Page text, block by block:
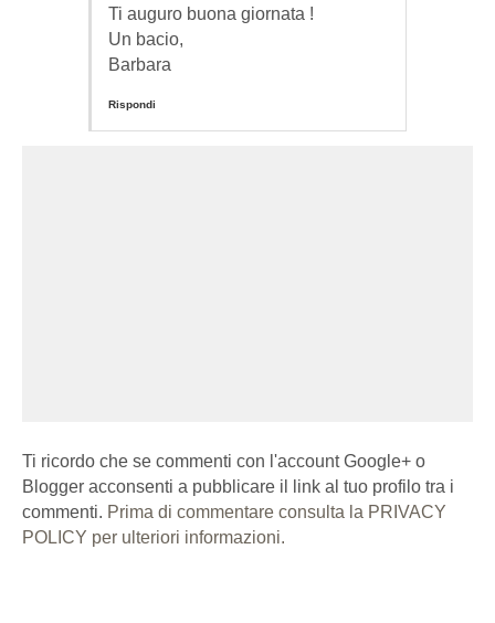
Ti auguro buona giornata !
Un bacio,
Barbara
Rispondi
Ti ricordo che se commenti con l'account Google+ o
Blogger acconsenti a pubblicare il link al tuo profilo tra i
commenti. Prima di commentare consulta la PRIVACY
POLICY per ulteriori informazioni.